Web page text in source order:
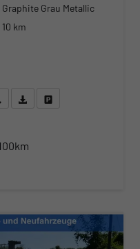
Graphite Grau Metallic
10 km
Wir rufen Sie anAngebot drucken (PDF)